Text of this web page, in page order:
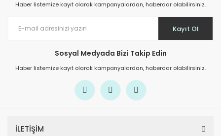
Haber listemize kayıt olarak kampanyalardan, haberdar olabilirsiniz.
Kayıt Ol
Sosyal Medyada Bizi Takip Edin
Haber listemize kayıt olarak kampanyalardan, haberdar olabilirsiniz.
İLETİŞİM